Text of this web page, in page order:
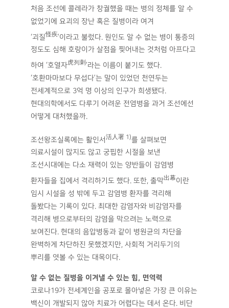
처음 조선에 콜레라가 창궐했을 때는 병의 정체를 알 수
없었기에 요괴의 장난 혹은 질병이라 여겨
‘괴질怪疾’이라고 불렀다. 원인도 알 수 없는 병이 통증의
정도도 심해 호랑이가 살점을 찢어내는 것처럼 아프다고
하여 ‘호열자虎列刺’라는 이름이 붙기도 했다.
‘호환마마보다 무섭다’는 말이 있었던 천연두는
전세계적으로 3억 명 이상의 인구가 희생됐다.
현대의학에서도 다루기 어려운 전염병을 과거 조선에선
어떻게 대처했을까.
조선왕조실록에는 활인서活人署 1)를 살펴보면
의료시설이 많지도 않고 궁핍한 시절을 보낸
조선시대에는 다소 재력이 있는 양반들이 감염병
환자들을 집에서 격리하기도 했다. 또한, 출막出幕이란
임시 시설을 성 밖에 두고 감염병 환자를 격리해
돌봤다는 기록이 있다. 최대한 감염자와 비감염자를
격리해 병으로부터의 감염을 막으려는 노력으로
보여진다. 현대의 음압병동과 같이 병원균의 차단을
완벽하게 차단하진 못했겠지만, 사회적 거리두기의
뿌리를 엿볼 수 있는 대목이다.
알 수 없는 질병을 이겨낼 수 있는 힘, 면역력
코로나19가 전세계인을 공포로 몰아넣은 가장 큰 이유는
백신이 개발되지 않아 치료가 어렵다는 데서 온다. 비단